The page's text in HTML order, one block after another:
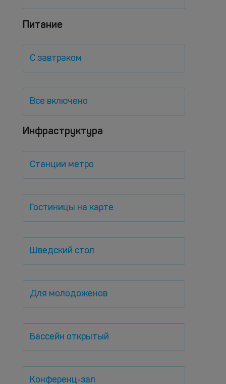
Питание
С завтраком
Все включено
Инфраструктура
Станции метро
Гостиницы на карте
Шведский стол
Для молодоженов
Бассейн открытый
Конференц-зал